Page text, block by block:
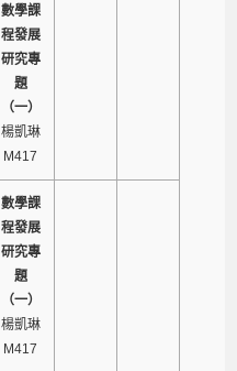
數學課
程發展
研究專
題
（一）
楊凱琳
M417
數學課
程發展
研究專
題
（一）
楊凱琳
M417